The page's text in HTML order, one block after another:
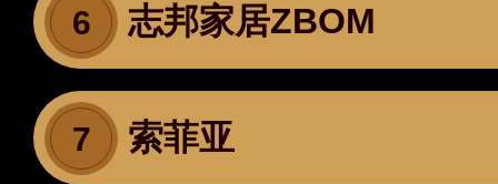
6 志邦家居ZBOM
7 索菲亚